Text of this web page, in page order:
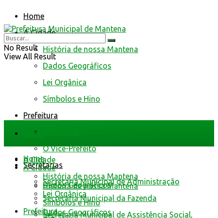
Home
A Cidade
História de nossa Mantena
Dados Geográficos
Lei Orgânica
Símbolos e Hino
Prefeitura
O Vice-Prefeito
Secretarias
Secretaria Municipal de Administração
Secretaria Municipal da Fazenda
Secretaria Municipal de Assistência Social,
No Result
View All Result
Home
A Cidade
História de nossa Mantena
Dados Geográficos
Home
A Cidade
História de nossa Mantena
Dados Geográficos
Lei Orgânica
Símbolos e Hino
Prefeitura